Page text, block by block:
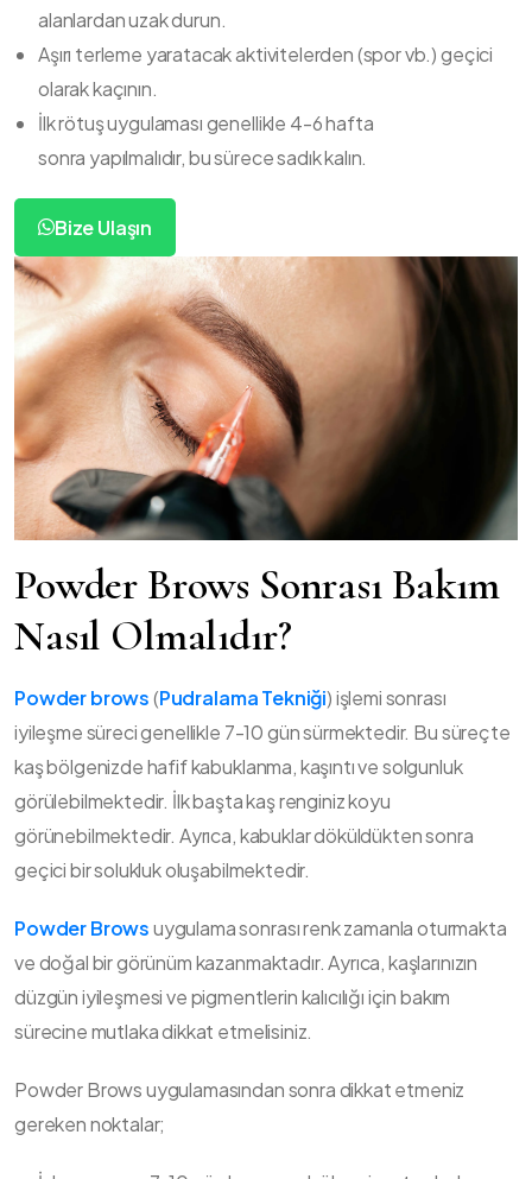
alanlardan uzak durun.
Aşırı terleme yaratacak aktivitelerden (spor vb.) geçici
olarak kaçının.
İlk rötuş uygulaması genellikle 4-6 hafta
sonra yapılmalıdır, bu sürece sadık kalın.
Bize Ulaşın
Powder Brows Sonrası Bakım
Nasıl Olmalıdır?
Powder brows(Pudralama Tekniği) işlemi sonrası
iyileşme süreci genellikle 7-10 gün sürmektedir. Bu süreçte
kaş bölgenizde hafif kabuklanma, kaşıntı ve solgunluk
görülebilmektedir. İlk başta kaş renginiz koyu
görünebilmektedir. Ayrıca, kabuklar döküldükten sonra
geçici bir solukluk oluşabilmektedir.
Powder Browsuygulama sonrası renk zamanla oturmakta
ve doğal bir görünüm kazanmaktadır. Ayrıca, kaşlarınızın
düzgün iyileşmesi ve pigmentlerin kalıcılığı için bakım
sürecine mutlaka dikkat etmelisiniz.
Powder Brows uygulamasından sonra dikkat etmeniz
gereken noktalar;